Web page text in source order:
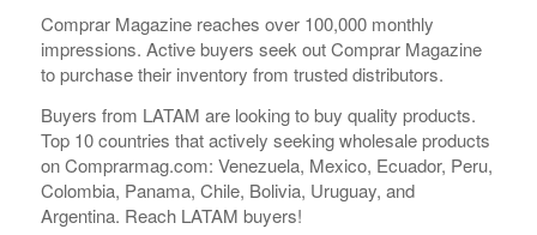
Comprar Magazine reaches over 100,000 monthly
impressions. Active buyers seek out Comprar Magazine
to purchase their inventory from trusted distributors.
Buyers from LATAM are looking to buy quality products.
Top 10 countries that actively seeking wholesale products
on Comprarmag.com: Venezuela, Mexico, Ecuador, Peru,
Colombia, Panama, Chile, Bolivia, Uruguay, and
Argentina. Reach LATAM buyers!